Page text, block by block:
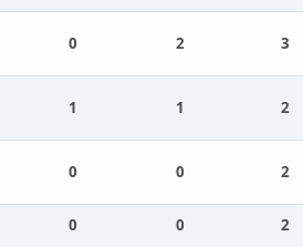
0 2 3
1 1 2
0 0 2
0 0
2